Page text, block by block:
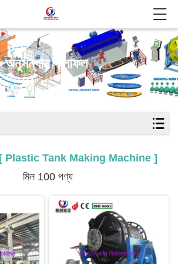
অনুসন্ধান ফলাফল
[ Plastic Tank Making Machine ]
মিল 100 পণ্য